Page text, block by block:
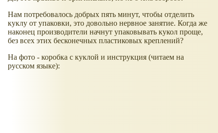
Нам потребовалось добрых пять минут, чтобы отделить
куклу от упаковки, это довольно нервное занятие. Когда же
наконец производители начнут упаковывать кукол проще,
без всех этих бесконечных пластиковых креплений?
На фото - коробка с куклой и инструкция (читаем на
русском языке):